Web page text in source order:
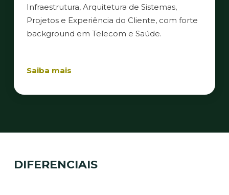
Infraestrutura, Arquitetura de Sistemas,
Projetos e Experiência do Cliente, com forte
background em Telecom e Saúde.
Saiba mais
DIFERENCIAIS